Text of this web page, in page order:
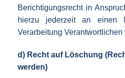
Berichtigungsrecht in
hierzu jederzeit an einen
Verarbeitung Verantwortlichen
d) Recht auf Löschung
werden)